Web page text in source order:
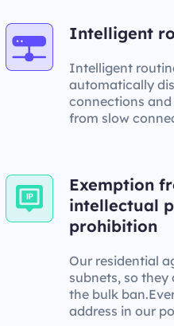
Intelligent
Intelligent
automatically
connections
from slow
Exemption
intellectual
prohibition
Our residential
subnets, so
the bulk
address in our